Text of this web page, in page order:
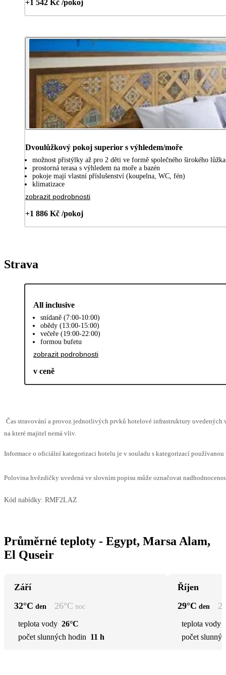
+1 542 Kč /pokoj
Dvoulůžkový pokoj superior s výhledem/moře
možnost přistýlky až pro 2 děti ve formě společného širokého lůžka
prostorná terasa s výhledem na moře a bazén
pokoje mají vlastní příslušenství (koupelna, WC, fén)
klimatizace
zobrazit podrobnosti
+1 886 Kč /pokoj
Strava
All inclusive
snídaně (7:00-10:00)
obědy (13:00-15:00)
večeře (19:00-22:00)
formou bufetu
zobrazit podrobnosti
v ceně
Čas stravování a provoz jednotlivých prvků hotelové infrastruktury uvedených
na které majitel nemá vliv.
Informace o oficiální kategorizaci hotelu je v souladu s kategorizací
Polovina hvězdičky uvedená ve slovním popisu může označovat
Kód nabídky: RMF2LAZ
Průměrné teploty - Egypt, Marsa Alam,
El Quseir
Září
32°C den 26°C noc
teplota vody 26°C
počet slunných hodin 11 h
Říjen
29°C den
teplota vody
počet